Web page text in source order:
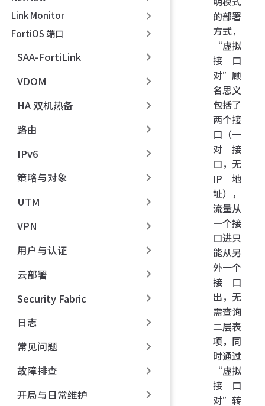
Link Monitor
FortiOS 端口
SAA-FortiLink
VDOM
HA 双机热备
路由
IPv6
策略与对象
UTM
VPN
用户与认证
云部署
Security Fabric
日志
常见问题
故障排查
开局与日常维护
的部署
方式，
“虚拟
接口
对”顾
名思义
包括了
两个接
口（一
对接
口，无
IP 地
址），
流量从
一个接
口进只
能从另
外一个
接口
出，无
需查询
二层表
项，同
时通过
“虚拟
接口
对”转